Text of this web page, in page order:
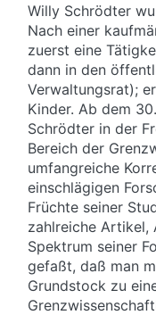
Willy Schrödter
Nach einer
zuerst eine
dann in den
Verwaltungsrat);
Kinder. Ab dem
Schrödter in der
Bereich der
umfangreiche
einschlägigen
Früchte seiner
zahlreiche Artikel,
Spektrum seiner
gefaßt, daß man
Grundstock zu